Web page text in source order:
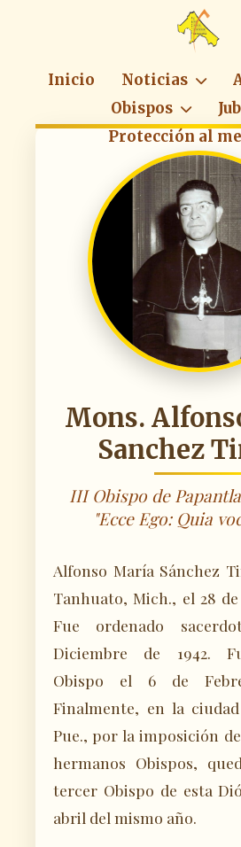
Inicio Noticias
Obispos
Protección al
Mons.
Sanchez
III Obispo de Papantla
"Ecce Ego: Quia
Alfonso María Sánchez
Tanhuato, Mich., el 28 de
Fue ordenado
Diciembre de 1942.
Obispo el 6 de
Finalmente, en la
Pue., por la imposición
hermanos Obispos,
tercer Obispo de esta
abril del mismo año.